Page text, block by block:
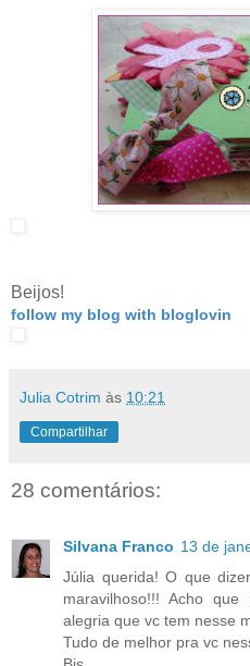
Beijos!
follow my blog with bloglovin
Julia Cotrim às 10:21
Compartilhar
28 comentários:
Silvana Franco 13 de
Júlia querida! O que
maravilhoso!!! Acho
alegria que vc tem nesse
Tudo de melhor pra vc